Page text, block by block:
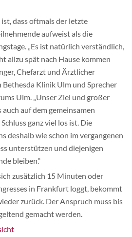
dass oftmals der letzte
aufweist als die
„Es ist natürlich verständlich,
allzu spät nach Hause kommen
Chefarzt und Ärztlicher
Klinik Ulm und Sprecher
Ulm. „Unser Ziel und großer
auch auf dem gemeinsamen
ganz viel los ist. Die
deshalb wie schon im vergangenen
unterstützen und diejenigen
bleiben.“
zusätzlich 15 Minuten oder
in Frankfurt loggt, bekommt
zurück. Der Anspruch muss bis
gemacht werden.